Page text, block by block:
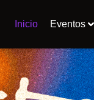
Inicio Eventos